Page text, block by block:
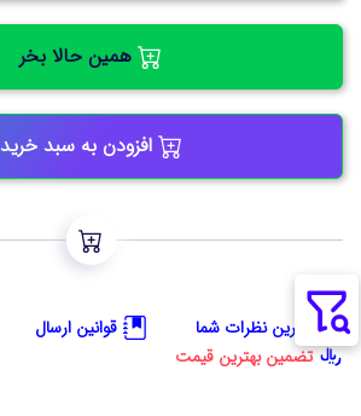
همین حالا بخر
افزودن به سبد خرید
آخرین نظرات شما
قوانین ارسال
تضمین بهترین قیمت